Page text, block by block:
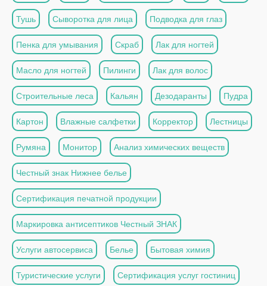
Тушь Сыворотка для лица Подводка для глаз
Пенка для умывания Скраб Лак для ногтей
Масло для ногтей Пилинги Лак для волос
Строительные леса Кальян Дезодаранты Пудра
Картон Влажные салфетки Корректор Лестницы
Румяна Монитор Анализ химических веществ
Честный знак Нижнее белье
Сертификация печатной продукции
Маркировка антисептиков Честный ЗНАК
Услуги автосервиса Белье Бытовая химия
Туристические услуги Сертификация услуг гостиниц